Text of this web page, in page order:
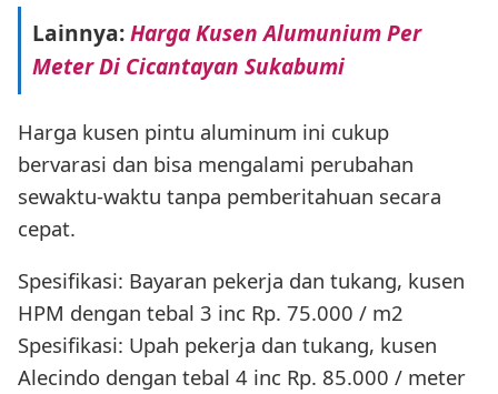
Lainnya:Harga Kusen Alumunium Per
Meter Di Cicantayan Sukabumi
Harga kusen pintu aluminum ini cukup
bervarasi dan bisa mengalami perubahan
sewaktu-waktu tanpa pemberitahuan secara
cepat.
Spesifikasi: Bayaran pekerja dan tukang, kusen
HPM dengan tebal 3 inc Rp. 75.000 / m2
Spesifikasi: Upah pekerja dan tukang, kusen
Alecindo dengan tebal 4 inc Rp. 85.000 / meter